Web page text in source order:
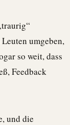
umgeben,
so weit, dass
Feedback
und die